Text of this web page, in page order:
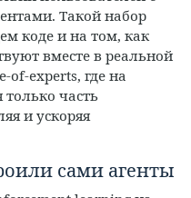
Такой набор
коде и на том, как
вместе в реальной
of-experts, где на
часть
и ускоряя
сами агенты